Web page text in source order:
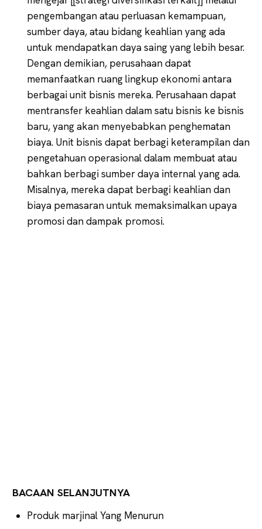
pengembangan atau perluasan kemampuan,
sumber daya, atau bidang keahlian yang ada
untuk mendapatkan daya saing yang lebih besar.
Dengan demikian, perusahaan dapat
memanfaatkan ruang lingkup ekonomi antara
berbagai unit bisnis mereka. Perusahaan dapat
mentransfer keahlian dalam satu bisnis ke bisnis
baru, yang akan menyebabkan penghematan
biaya. Unit bisnis dapat berbagi keterampilan dan
pengetahuan operasional dalam membuat atau
bahkan berbagi sumber daya internal yang ada.
Misalnya, mereka dapat berbagi keahlian dan
biaya pemasaran untuk memaksimalkan upaya
promosi dan dampak promosi.
BACAAN SELANJUTNYA
Produk marjinal Yang Menurun